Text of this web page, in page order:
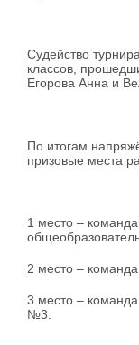
Судейство
классов,
Егорова Анна и
По итогам
призовые места
1 место –
2 место –
3 место –
№3.